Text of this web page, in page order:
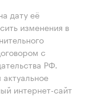
дату её
изменения в
с
РФ.
интернет-сайт